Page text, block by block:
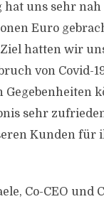
hat uns sehr
Euro
hatten wir
von Covid-
Gegebenheiten
sehr
Kunden für
Co-CEO und